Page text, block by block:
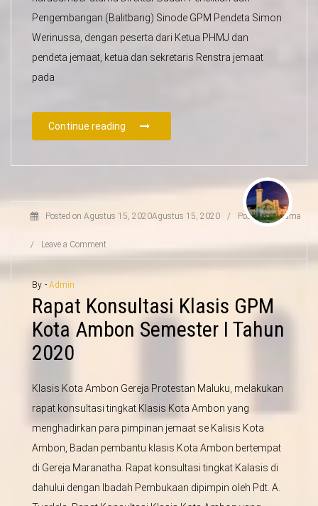
Pengembangan (Balitbang) Sinode GPM Pendeta Simon
Werinussa, dengan peserta dari Ketua PHMJ dan
pendeta jemaat, ketua dan sekretaris Renstra jemaat
pada
Continue reading
Posted on Agustus 15, 2020Agustus 15, 2020 / Posted inAgama
/ Leave a Comment
By - Admin
Rapat Konsultasi Klasis GPM
Kota Ambon Semester I Tahun
2020
Klasis Kota Ambon Gereja Protestan Maluku, melakukan
rapat konsultasi tingkat Klasis Kota Ambon yang
menghadirkan para pimpinan jemaat se Kalisis Kota
Ambon, Badan pembantu klasis Kota Ambon bertempat
di Gereja Maranatha. Rapat konsultasi tingkat Kalasis di
dahului dengan Ibadah Pembukaan dipimpin oleh Pdt. A.